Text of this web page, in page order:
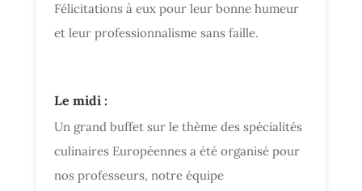
Félicitations à eux pour leur bonne humeur
et leur professionnalisme sans faille.
Le midi :
Un grand buffet sur le thème des spécialités
culinaires Européennes a été organisé pour
nos professeurs, notre équipe